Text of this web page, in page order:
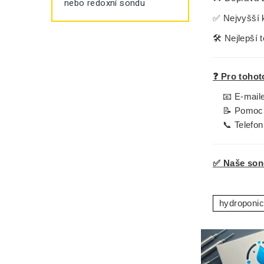
nebo redoxní sondu
✅ Nejvyšší
🛠️ Nejlepší
❓ Pro
📧 E-
📝
📞
✅ Naše
hydroponic